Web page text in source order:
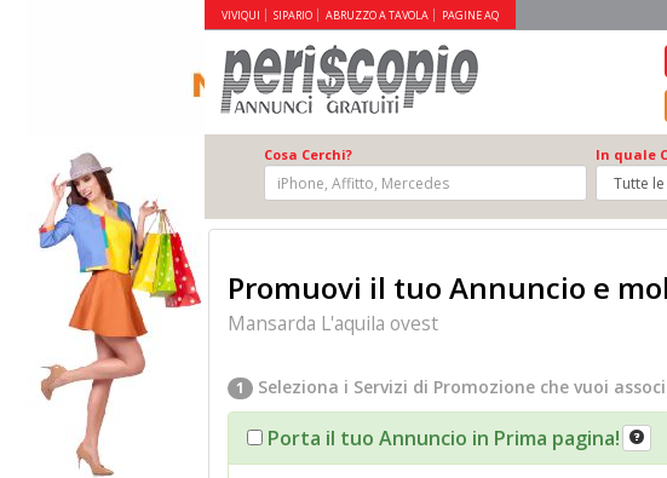
VIVIQUI SIPARIO ABRUZZO A TAVOLA PAGINE AQ
Cosa Cerchi? In quale
Promuovi il tuo Annuncio e
Mansarda L'aquila ovest
1 Seleziona i Servizi di Promozione che vuoi
Porta il tuo Annuncio in Prima pagina!